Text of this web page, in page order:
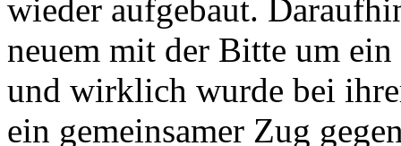
wieder aufgebaut.
neuem mit der Bitte um
und wirklich wurde bei
ein gemeinsamer Zug